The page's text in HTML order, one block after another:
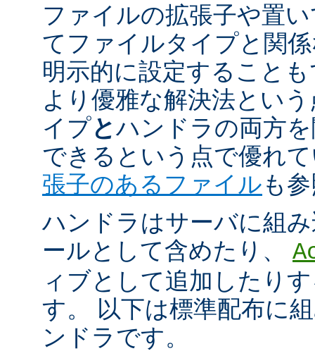
ファイルの拡張子や置
てファイルタイプと関
明示的に設定すること
より優雅な解決法とい
イプとハンドラの両方
できるという点で優れ
張子のあるファイルも
ハンドラはサーバに組
ールとして含めたり、
ィブとして追加したり
す。 以下は標準配布に
ンドラです。